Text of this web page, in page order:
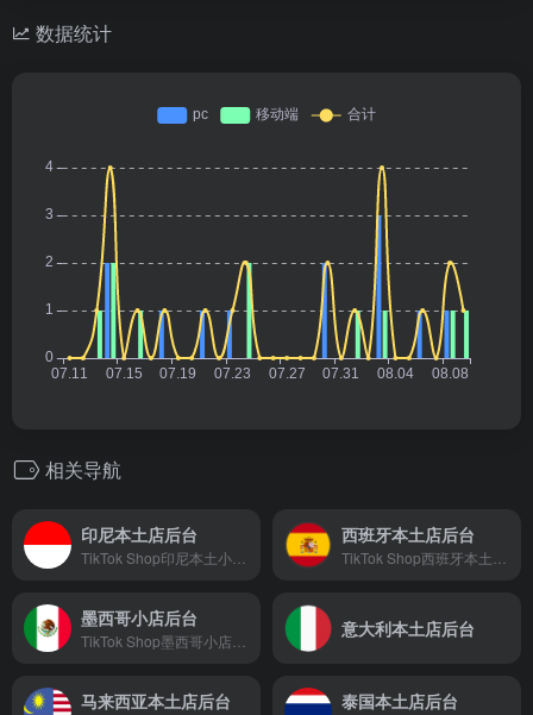
数据统计
相关导航
印尼本土店后台 西班牙本土店后台
墨西哥小店后台 意大利本土店后台
马来西亚本土店后台 泰国本土店后台